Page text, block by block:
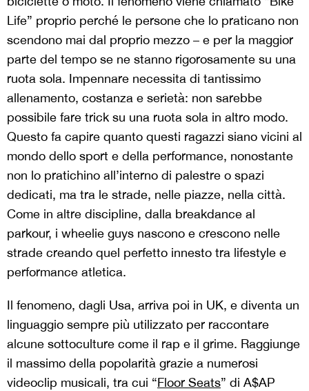
Life” proprio perché le persone che lo praticano non
scendono mai dal proprio mezzo – e per la maggior
parte del tempo se ne stanno rigorosamente su una
ruota sola. Impennare necessita di tantissimo
allenamento, costanza e serietà: non sarebbe
possibile fare trick su una ruota sola in altro modo.
Questo fa capire quanto questi ragazzi siano vicini al
mondo dello sport e della performance, nonostante
non lo pratichino all’interno di palestre o spazi
dedicati, ma tra le strade, nelle piazze, nella città.
Come in altre discipline, dalla breakdance al
parkour, i wheelie guys nascono e crescono nelle
strade creando quel perfetto innesto tra lifestyle e
performance atletica.
Il fenomeno, dagli Usa, arriva poi in UK, e diventa un
linguaggio sempre più utilizzato per raccontare
alcune sottoculture come il rap e il grime. Raggiunge
il massimo della popolarità grazie a numerosi
videoclip musicali, tra cui “Floor Seats” di A$AP